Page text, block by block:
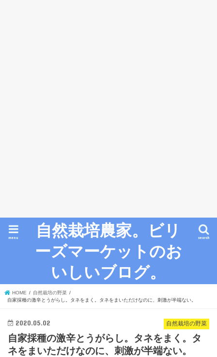
自然栽培農家。ビリ
ーズマーケットのお
いしいブログ。
search
menu
HOME
自然栽培の野菜
自家採種の激辛とうがらし。タネをまく。タネをまいただけなのに、刺激が半端ない。
自然栽培の野菜
2020.05.02
自家採種の激辛とうがらし。タネをまく。タ
ネをまいただけなのに、刺激が半端ない。